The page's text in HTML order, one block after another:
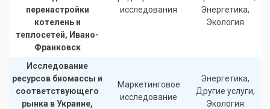
перенастройки
котелень и
теплосетей, Ивано-
Франковск
исследования
Энергетика,
Экология
Исследование
ресурсов биомассы и
соответствующего
рынка в Украине,
Маркетинговое
исследование
Энергетика,
Другие услуги,
Экология